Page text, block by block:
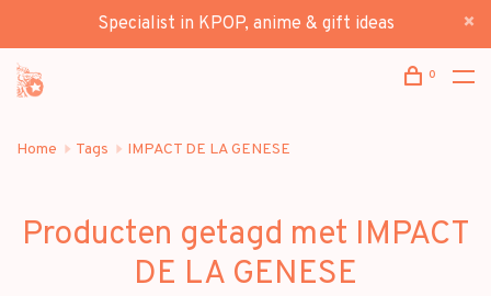
Specialist in KPOP, anime & gift ideas
0
Home Tags IMPACT DE LA GENESE
Producten getagd met IMPACT
DE LA GENESE